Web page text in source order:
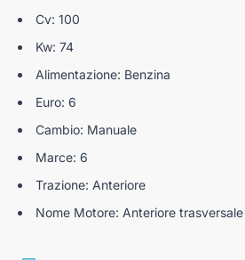
Cv: 100
Kw: 74
Alimentazione: Benzina
Euro: 6
Cambio: Manuale
Marce: 6
Trazione: Anteriore
Nome Motore: Anteriore trasversale